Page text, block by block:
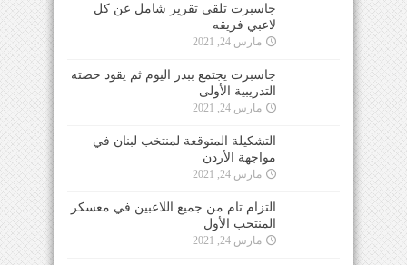
جاسبرت تلقى تقرير شامل عن كل
لاعبي فريقه
مارس 24, 2021
جاسبرت يجتمع ببدر اليوم ثم يقود حصته
التدريبية الأولى
مارس 24, 2021
التشكيلة المتوقعة لمنتخب لبنان في
مواجهة الأردن
مارس 24, 2021
التزام تام من جميع اللاعبين في معسكر
المنتخب الأول
مارس 24, 2021